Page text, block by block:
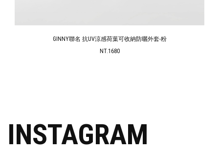
GINNY聯名 抗UV涼感荷葉可收納防曬外套-粉
NT.1680
INSTAGRAM